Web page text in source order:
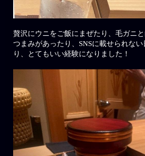
贅沢にウニをご飯にまぜたり、毛ガニ
つまみがあったり、SNSに載せられな
り、とてもいい経験になりました！